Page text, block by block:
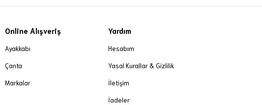
Online Alışveriş
Ayakkabı
Çanta
Markalar
Yardım
Hesabım
Yasal Kurallar & Gizlilik
İletişim
İadeler